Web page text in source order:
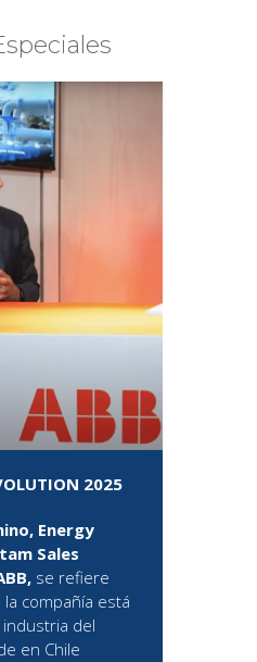
2025
Energy
Sales
se refiere
compañía está
del
en Chile